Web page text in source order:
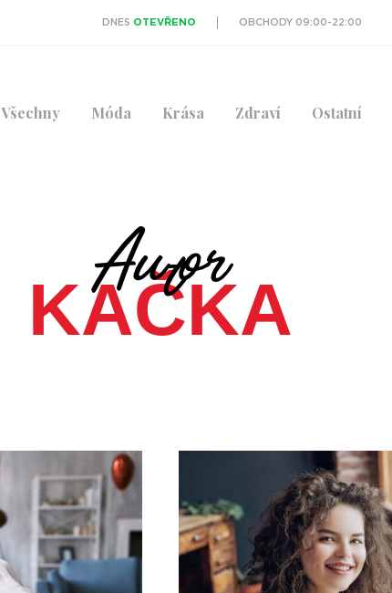
DNES OTEVŘENO OBCHODY 09:00-22:00
Všechny Móda Krása Zdraví Ostatní
Autor
KAČKA